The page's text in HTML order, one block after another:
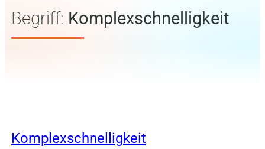
Begriff: Komplexschnelligkeit
Komplexschnelligkeit